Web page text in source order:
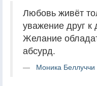
Любовь живёт
уважение друг к
Желание
абсурд.
Моника Беллуччи